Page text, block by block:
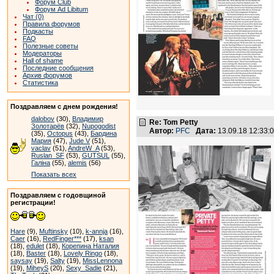
Форум Club
Форум Ad Libitum
Чат (0)
Правила форумов
Подкасты
FAQ
Полезные советы
Модераторы
Hall of shame
Последние сообщения
Архив форумов
Статистика
Поздравляем с днем рождения!
dalobov (30), Владимир
Золотарёв (32), Nupogodist
(35), Octopus (43), Бардина
Мария (47), Jude V(51),
vaclav (51), AndreW_A(53),
Ruslan_SF (53), GUTSUL (55),
Галіна (55), alemis (56)
Показать всех
Поздравляем с годовщиной
регистрации!
Hare (9), Muftinsky (10), k-annja (16),
Caer (16), RedFinger*** (17), ksan
(18), edulet (18), Корепина Наталия
(18), Baster (18), Lovely Ringo (18),
saysay (19), Salty (19), MissLennona
(19), MiheyS (20), Sexy_Sadie (21),
Re: Tom Petty
Автор: PFC Дата: 13.09.18